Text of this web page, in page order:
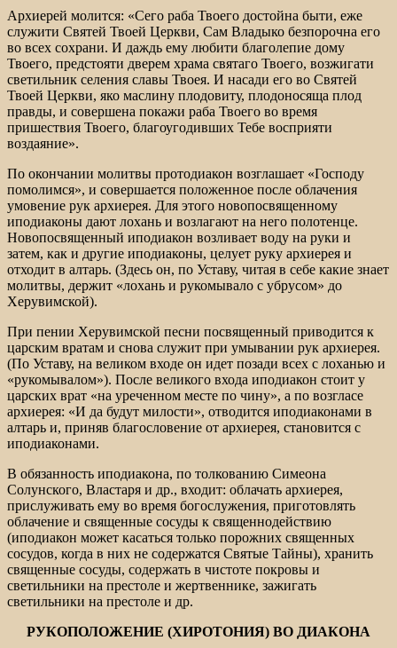
Архиерей молится: «Сего раба Твоего достойна быти, еже
служити Святей Твоей Церкви, Сам Владыко безпорочна его
во всех сохрани. И даждь ему любити благолепие дому
Твоего, предстояти дверем храма святаго Твоего, возжигати
светильник селения славы Твоея. И насади его во Святей
Твоей Церкви, яко маслину плодовиту, плодоносяща плод
правды, и совершена покажи раба Твоего во время
пришествия Твоего, благоугодивших Тебе восприяти
воздаяние».
По окончании молитвы протодиакон возглашает «Господу
помолимся», и совершается положенное после облачения
умовение рук архиерея. Для этого новопосвященному
иподиаконы дают лохань и возлагают на него полотенце.
Новопосвященный иподиакон возливает воду на руки и
затем, как и другие иподиаконы, целует руку архиерея и
отходит в алтарь. (Здесь он, по Уставу, читая в себе какие знает
молитвы, держит «лохань и рукомывало с убрусом» до
Херувимской).
При пении Херувимской песни посвященный приводится к
царским вратам и снова служит при умывании рук архиерея.
(По Уставу, на великом входе он идет позади всех с лоханью и
«рукомывалом»). После великого входа иподиакон стоит у
царских врат «на уреченном месте по чину», а по возгласе
архиерея: «И да будут милости», отводится иподиаконами в
алтарь и, приняв благословение от архиерея, становится с
иподиаконами.
В обязанность иподиакона, по толкованию Симеона
Солунского, Властаря и др., входит: облачать архиерея,
прислуживать ему во время богослужения, приготовлять
облачение и священные сосуды к священнодействию
(иподиакон может касаться только порожних священных
сосудов, когда в них не содержатся Святые Тайны), хранить
священные сосуды, содержать в чистоте покровы и
светильники на престоле и жертвеннике, зажигать
светильники на престоле и др.
РУКОПОЛОЖЕНИЕ (ХИРОТОНИЯ) ВО ДИАКОНА